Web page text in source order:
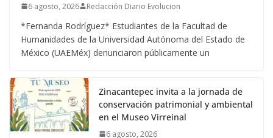
6 agosto, 2026 Redacción Diario Evolucion
*Fernanda Rodríguez* Estudiantes de la Facultad de
Humanidades de la Universidad Autónoma del Estado de
México (UAEMéx) denunciaron públicamente un
Zinacantepec invita a la jornada de
conservación patrimonial y ambiental
en el Museo Virreinal
6 agosto, 2026